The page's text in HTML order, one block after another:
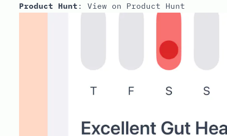
Product Hunt : View on Product Hunt